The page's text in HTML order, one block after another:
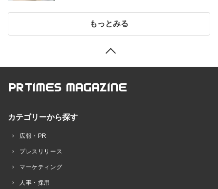
もっとみる
カテゴリーから探す
広報・PR
プレスリリース
マーケティング
人事・採用